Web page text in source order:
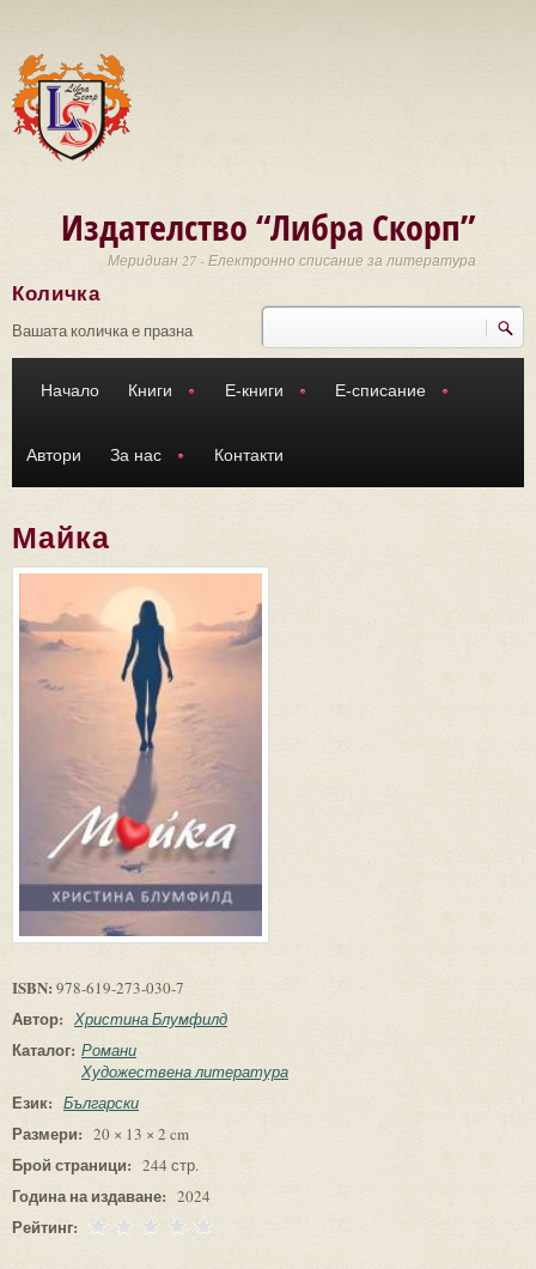
Издателство “Либра Скорп”
Меридиан 27 - Електронно списание за литература
Търси
Количка
Вашата количка е празна
Начало Книги Е-книги Е-списание
Автори За нас Контакти
Майка
ISBN: 978-619-273-030-7
Автор: Христина Блумфилд
Каталог: Романи
Художествена литература
Език: Български
Размери: 20 × 13 × 2 cm
Брой страници: 244 стр.
Година на издаване: 2024
Рейтинг: